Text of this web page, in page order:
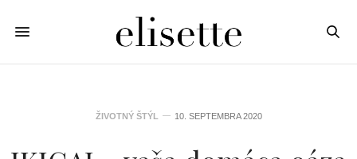
ŽIVOTNÝ ŠTÝL 10. SEPTEMBRA 2020